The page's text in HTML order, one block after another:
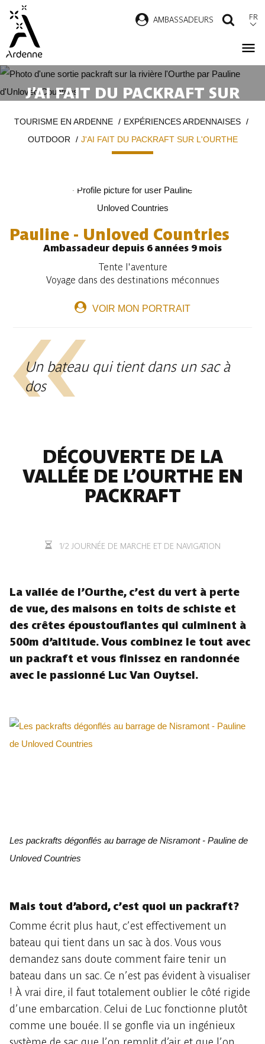
contenu
principal
AMBASSADEURS FR
J’AI FAIT DU PACKRAFT SUR
d'ArianeTOURISME EN ARDENNE
EXPÉRIENCES ARDENNAISES
OUTDOOR
J'AI FAIT DU PACKRAFT SUR L'OURTHE
Pauline - Unloved Countries
Ambassadeur depuis 6 années 9 mois
Tente l'aventure
Voyage dans des destinations méconnues
VOIR MON PORTRAIT
Un bateau qui tient dans un sac à
dos
DÉCOUVERTE DE LA
VALLÉE DE L’OURTHE EN
PACKRAFT
1/2 JOURNÉE DE MARCHE ET DE NAVIGATION
La vallée de l’Ourthe, c’est du vert à perte
de vue, des maisons en toits de schiste et
des crêtes époustouflantes qui culminent à
500m d’altitude. Vous combinez le tout avec
un packraft et vous finissez en randonnée
avec le passionné Luc Van Ouytsel.
Les packrafts dégonflés au barrage de Nisramont - Pauline de
Unloved Countries
Mais tout d’abord, c’est quoi un packraft?
Comme écrit plus haut, c’est effectivement un
bateau qui tient dans un sac à dos. Vous vous
demandez sans doute comment faire tenir un
bateau dans un sac. Ce n’est pas évident à visualiser
! À vrai dire, il faut totalement oublier le côté rigide
d’une embarcation. Celui de Luc fonctionne plutôt
comme une bouée. Il se gonfle via un ingénieux